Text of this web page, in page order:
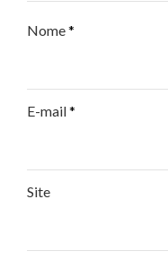
Nome*
E-mail*
Site